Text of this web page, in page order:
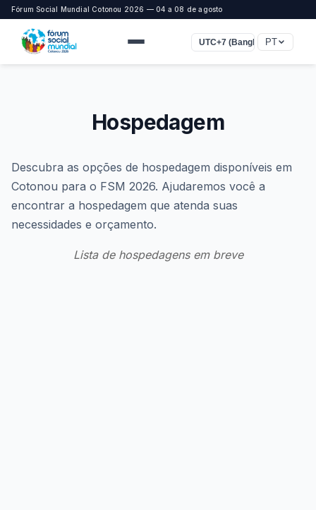
Fórum Social Mundial Cotonou 2026 — 04 a 08 de agosto
UTC+7 (Bangkok, Jakarta)
PT
Hospedagem
Descubra as opções de hospedagem disponíveis em
Cotonou para o FSM 2026. Ajudaremos você a
encontrar a hospedagem que atenda suas
necessidades e orçamento.
Lista de hospedagens em breve